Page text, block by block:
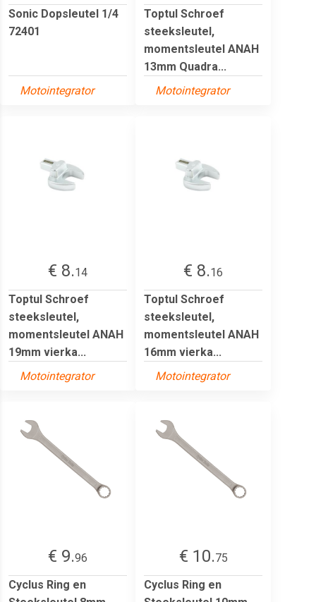
Sonic Dopsleutel 1/4
72401
Motointegrator
Toptul Schroef
steeksleutel,
momentsleutel ANAH
13mm Quadra...
Motointegrator
€ 8.14
Toptul Schroef
steeksleutel,
momentsleutel ANAH
19mm vierka...
Motointegrator
€ 8.16
Toptul Schroef
steeksleutel,
momentsleutel ANAH
16mm vierka...
Motointegrator
€ 9.96
Cyclus Ring en
€ 10.75
Cyclus Ring en